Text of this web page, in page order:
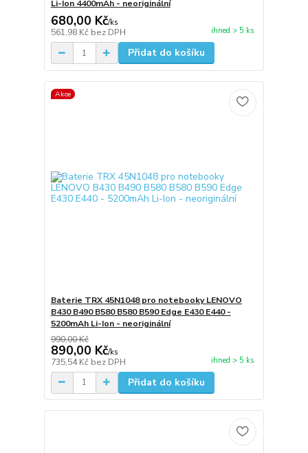
Li-Ion 4400mAh - neoriginální
680,00 Kč/ks
561,98 Kč bez DPH ihned > 5 ks
Přidat do košíku
Akce
Baterie TRX 45N1048 pro notebooky LENOVO
B430 B490 B580 B580 B590 Edge E430 E440 -
5200mAh Li-Ion - neoriginální
990,00 Kč
890,00 Kč/ks
735,54 Kč bez DPH ihned > 5 ks
Přidat do košíku